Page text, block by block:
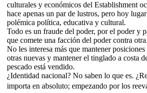
culturales y económicos del Establishment
hace apenas un par de lustros, pero hoy
polémica política, educativa y cultural.
Todo es un fraude del poder, por el poder y
que comete una facción del poder contra otra.
No les interesa más que mantener
otras nuevas y mantener el tinglado a costa
pescado está vendido.
¿Identidad nacional? No saben lo que es.
importa en absoluto; empezando por los